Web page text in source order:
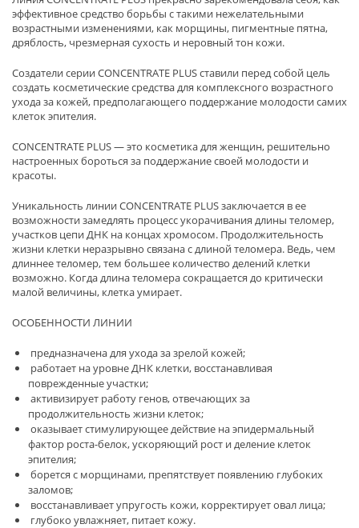
эффективное средство борьбы с такими нежелательными
возрастными изменениями, как морщины, пигментные пятна,
дряблость, чрезмерная сухость и неровный тон кожи.
Создатели серии CONCENTRATE PLUS ставили перед собой цель
создать косметические средства для комплексного возрастного
ухода за кожей, предполагающего поддержание молодости самих
клеток эпителия.
CONCENTRATE PLUS — это косметика для женщин, решительно
настроенных бороться за поддержание своей молодости и
красоты.
Уникальность линии CONCENTRATE PLUS заключается в ее
возможности замедлять процесс укорачивания длины теломер,
участков цепи ДНК на концах хромосом. Продолжительность
жизни клетки неразрывно связана с длиной теломера. Ведь, чем
длиннее теломер, тем большее количество делений клетки
возможно. Когда длина теломера сокращается до критически
малой величины, клетка умирает.
ОСОБЕННОСТИ ЛИНИИ
предназначена для ухода за зрелой кожей;
работает на уровне ДНК клетки, восстанавливая
поврежденные участки;
активизирует работу генов, отвечающих за
продолжительность жизни клеток;
оказывает стимулирующее действие на эпидермальный
фактор роста-белок, ускоряющий рост и деление клеток
эпителия;
борется с морщинами, препятствует появлению глубоких
заломов;
восстанавливает упругость кожи, корректирует овал лица;
глубоко увлажняет, питает кожу.